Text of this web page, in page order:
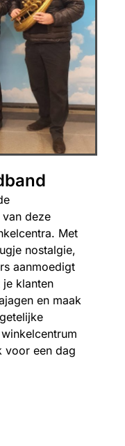
deze
Met
nostalgie,
aanmoedigt
klanten
en maak
voor een dag